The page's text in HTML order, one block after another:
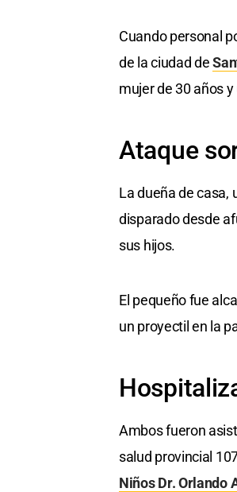
Cuando personal
de la ciudad de
mujer de 30 años
Ataque
La dueña de casa,
disparado desde
sus hijos.
El pequeño fue
un proyectil en la
Ambos fueron
salud provincial
Niños Dr. Orlando